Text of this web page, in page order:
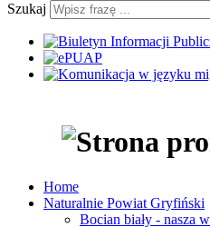
Szukaj
Home
Naturalnie Powiat Gryfiński
Bocian biały - nasza